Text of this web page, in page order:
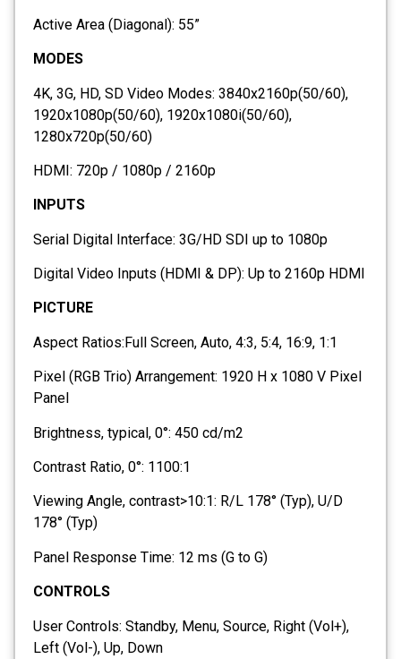
Active Area (Diagonal): 55”
MODES
4K, 3G, HD, SD Video Modes: 3840x2160p(50/60),
1920x1080p(50/60), 1920x1080i(50/60),
1280x720p(50/60)
HDMI: 720p / 1080p / 2160p
INPUTS
Serial Digital Interface: 3G/HD SDI up to 1080p
Digital Video Inputs (HDMI & DP): Up to 2160p HDMI
PICTURE
Aspect Ratios:Full Screen, Auto, 4:3, 5:4, 16:9, 1:1
Pixel (RGB Trio) Arrangement: 1920 H x 1080 V Pixel
Panel
Brightness, typical, 0°: 450 cd/m2
Contrast Ratio, 0°: 1100:1
Viewing Angle, contrast>10:1: R/L 178° (Typ), U/D
178° (Typ)
Panel Response Time: 12 ms (G to G)
CONTROLS
User Controls: Standby, Menu, Source, Right (Vol+),
Left (Vol-), Up, Down